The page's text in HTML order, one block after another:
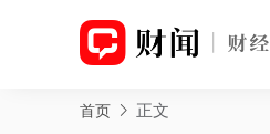
首页 正文